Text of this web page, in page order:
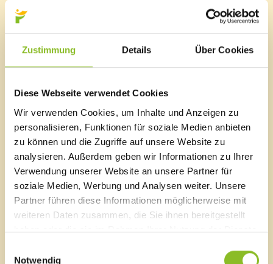
Zustimmung Details Über Cookies
Diese Webseite verwendet Cookies
Wir verwenden Cookies, um Inhalte und Anzeigen zu
personalisieren, Funktionen für soziale Medien anbieten
zu können und die Zugriffe auf unsere Website zu
analysieren. Außerdem geben wir Informationen zu Ihrer
Verwendung unserer Website an unsere Partner für
soziale Medien, Werbung und Analysen weiter. Unsere
Partner führen diese Informationen möglicherweise mit
weiteren Daten zusammen, die Sie ihnen bereitgestellt
haben oder die sie im Rahmen Ihrer Nutzung der Dienste
Notwendig
14:00 - 16:30 Uhr
Spätbetreuung
16:30 - 17:30 Uhr
Indexanpassung vorbehalten
https://form.jotform.com/251042693423351
Betreuung für Schulkinder in der Volksschule
sowie 1. + 2. Klasse Mittelschule (sofern es der
Personalschlüssel zulässt)
Vormittag
07:00 - 12:30 Uhr
€ 8,25 pro Tag
Mittag incl.Essen
12:30 - 14:00 Uhr
VS € 10,37 pro Tag Essen und Betreuung
MS € 11,00 pro Tag Essen und Betreuung
12:30 - 14:00 Uhr